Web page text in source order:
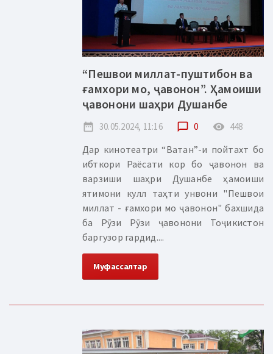
“Пешвои миллат-пуштибон ва
ғамхори мо, ҷавонон”. Ҳамоиши
ҷавонони шаҳри Душанбе
date_range 30.05.2024, 11:16 chat_bubble_outline 0 remove_red_eye 448
Дар кинотеатри “Ватан”-и пойтахт бо
ибткори Раёсати кор бо ҷавонон ва
варзиши шаҳри Душанбе ҳамоиши
ятимони кулл таҳти унвони "Пешвои
миллат - ғамхори мо ҷавонон" бахшида
ба Рӯзи Рӯзи ҷавонони Тоҷикистон
баргузор гардид....
Муфассалтар